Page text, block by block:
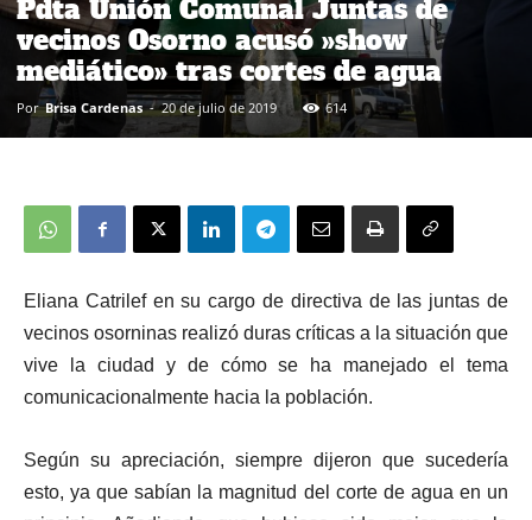
Pdta Unión Comunal Juntas de
vecinos Osorno acusó »show
mediático» tras cortes de agua
Por Brisa Cardenas - 20 de julio de 2019 614
Eliana Catrilef en su cargo de directiva de las juntas de
vecinos osorninas realizó duras críticas a la situación que
vive la ciudad y de cómo se ha manejado el tema
comunicacionalmente hacia la población.
Según su apreciación, siempre dijeron que sucedería
esto, ya que sabían la magnitud del corte de agua en un